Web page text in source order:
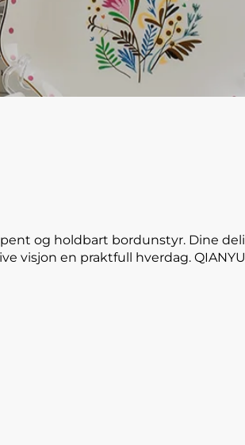
og holdbart bordunstyr. Dine
visjon en praktfull hverdag.